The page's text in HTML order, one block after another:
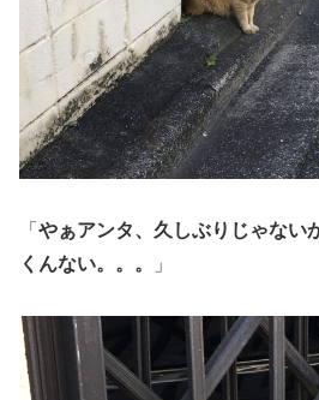
「 やぁアンタ、久しぶりじゃない
くんない。。。
」